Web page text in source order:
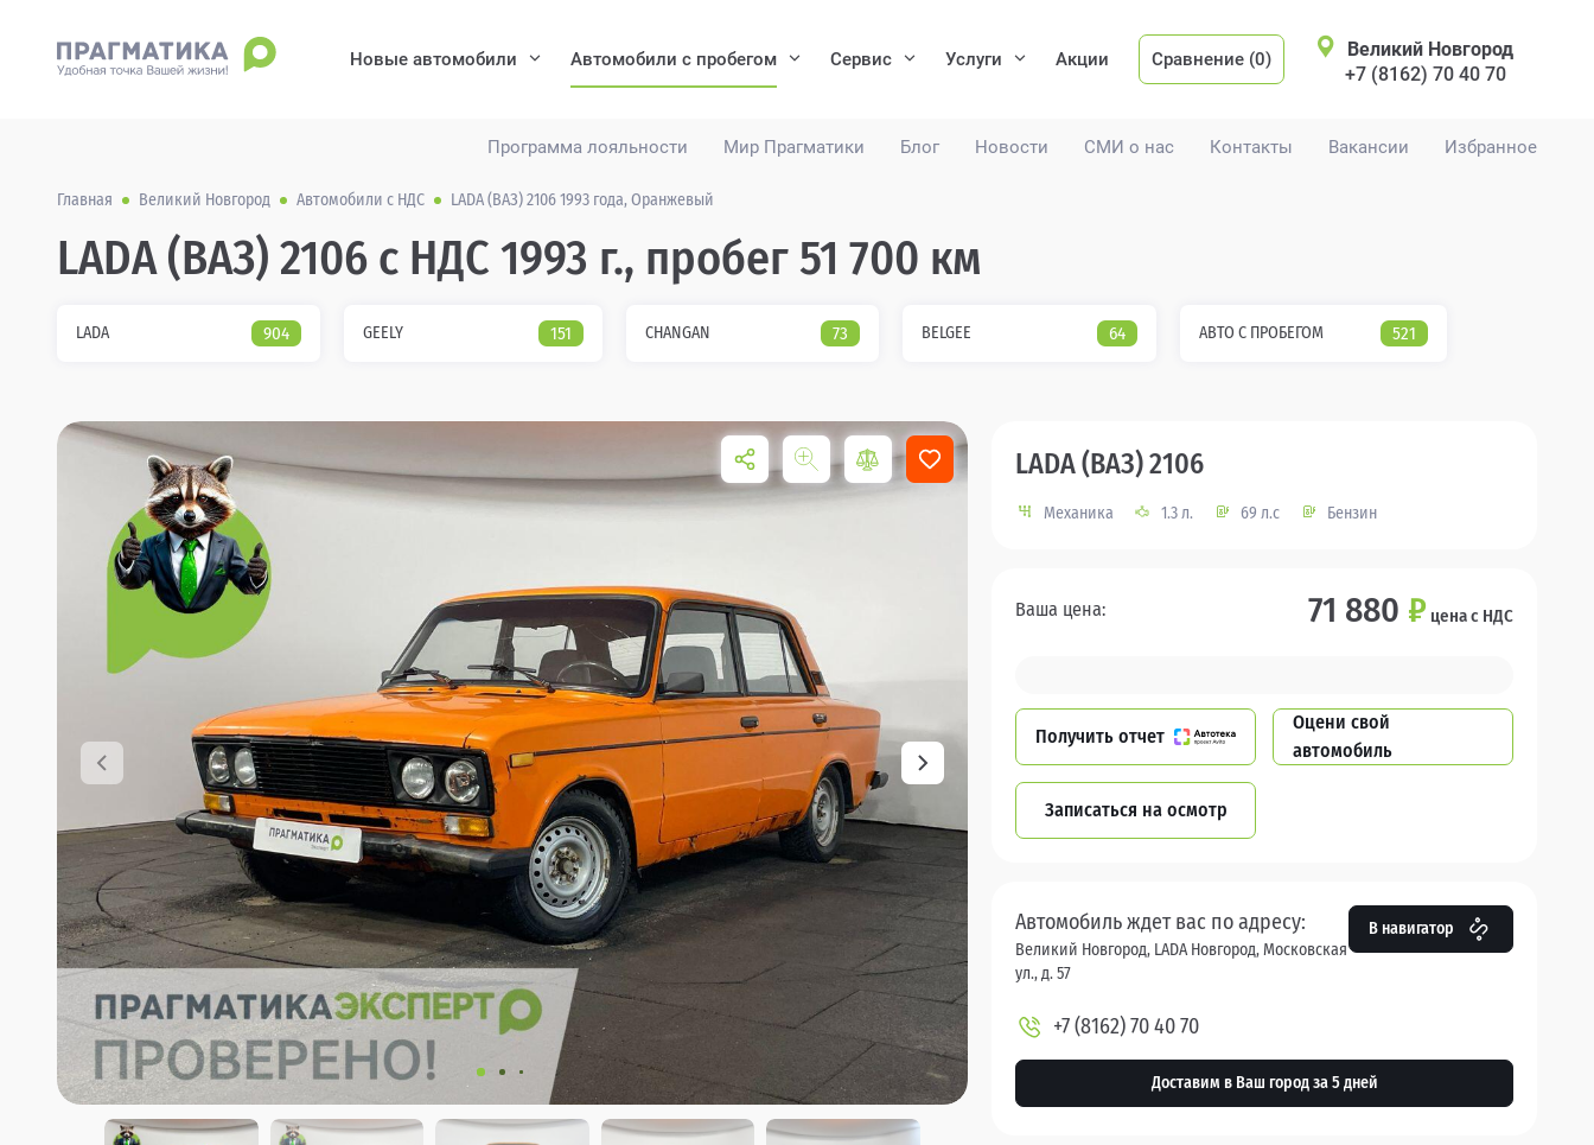
Программа лояльности Мир Прагматики Блог Новости СМИ о нас Контакты Вакансии Избранное
Новые автомобили Автомобили с пробегом Сервис Услуги Акции Сравнение (0)
Великий Новгород
+7 (8162) 70 40 70
Главная Великий Новгород Автомобили с НДС LADA (ВАЗ) 2106 1993 года, Оранжевый
LADA (ВАЗ) 2106 с НДС 1993 г., пробег 51 700 км
LADA 904 GEELY 151 CHANGAN 73 BELGEE 64 АВТО С ПРОБЕГОМ 521
LADA (ВАЗ) 2106
Механика 1.3 л. 69 л.с Бензин
Ваша цена: 71 880 ₽ цена с НДС
Получить отчет
Оцени свой
автомобиль
Записаться на осмотр
Автомобиль ждет вас по адресу:
Великий Новгород, LADA Новгород, Московская
ул., д. 57
В навигатор
+7 (8162) 70 40 70
Доставим в Ваш город за 5 дней